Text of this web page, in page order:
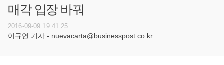
매각 입장 바꿔
2016-09-09 19:41:25
이규연 기자 - nuevacarta@businesspost.co.kr